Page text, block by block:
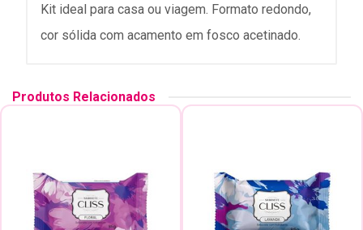
Kit ideal para casa ou viagem. Formato redondo,
cor sólida com acamento em fosco acetinado.
Produtos Relacionados